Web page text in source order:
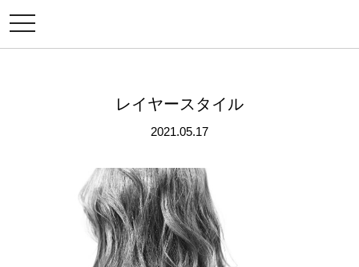
メ
ニ
ュ
レイヤースタイル
2021.05.17